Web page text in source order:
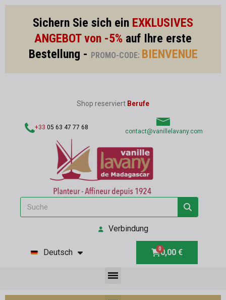
Sichern Sie sich ein EXKLUSIVES
ANGEBOT von -5% auf Ihre erste
Bestellung - PROMO-CODE: BIENVENUE
Shop reserviert Berufe
+33 05 63 47 77 68
contact@vanillelavany.com
Verbindung
Deutsch 0,00 €